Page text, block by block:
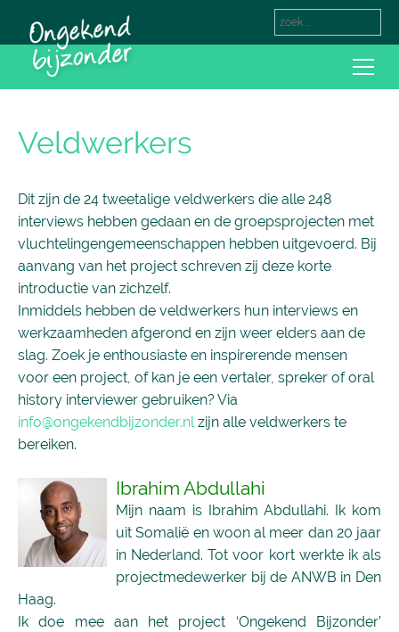
Veldwerkers
Dit zijn de 24 tweetalige veldwerkers die alle 248
interviews hebben gedaan en de groepsprojecten met
vluchtelingengemeenschappen hebben uitgevoerd. Bij
aanvang van het project schreven zij deze korte
introductie van zichzelf.
Inmiddels hebben de veldwerkers hun interviews en
werkzaamheden afgerond en zijn weer elders aan de
slag. Zoek je enthousiaste en inspirerende mensen
voor een project, of kan je een vertaler, spreker of oral
history interviewer gebruiken? Via
info@ongekendbijzonder.nlzijn alle veldwerkers te
bereiken.
Ibrahim Abdullahi
Mijn naam is Ibrahim Abdullahi. Ik kom
uit Somalië en woon al meer dan 20 jaar
in Nederland. Tot voor kort werkte ik als
projectmedewerker bij de ANWB in Den
Haag.
Ik doe mee aan het project ‘Ongekend Bijzonder’